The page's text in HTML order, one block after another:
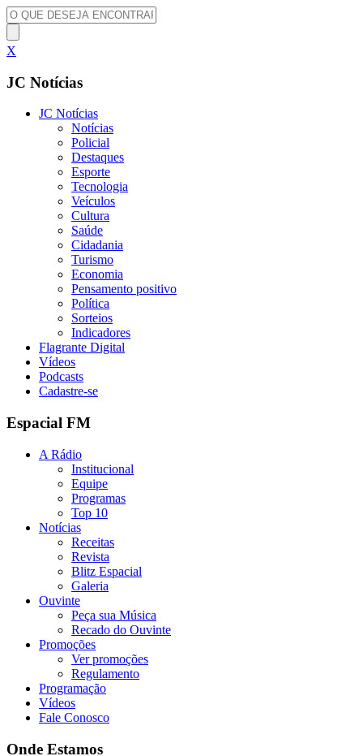
X
JC Notícias
JC Notícias
Notícias
Policial
Destaques
Esporte
Tecnologia
Veículos
Cultura
Saúde
Cidadania
Turismo
Economia
Pensamento positivo
Política
Sorteios
Indicadores
Flagrante Digital
Vídeos
Podcasts
Cadastre-se
Espacial FM
A Rádio
Institucional
Equipe
Programas
Top 10
Notícias
Receitas
Revista
Blitz Espacial
Galeria
Ouvinte
Peça sua Música
Recado do Ouvinte
Promoções
Ver promoções
Regulamento
Programação
Vídeos
Fale Conosco
Onde Estamos